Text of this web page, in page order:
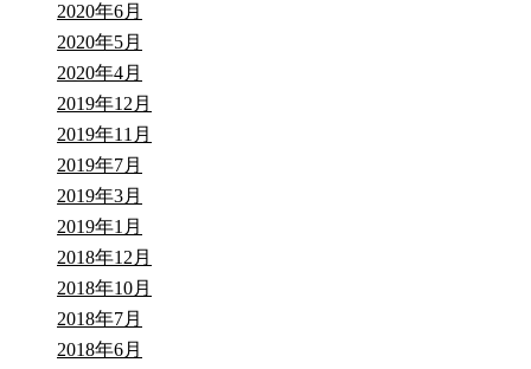
2020年6月
2020年5月
2020年4月
2019年12月
2019年11月
2019年7月
2019年3月
2019年1月
2018年12月
2018年10月
2018年7月
2018年6月